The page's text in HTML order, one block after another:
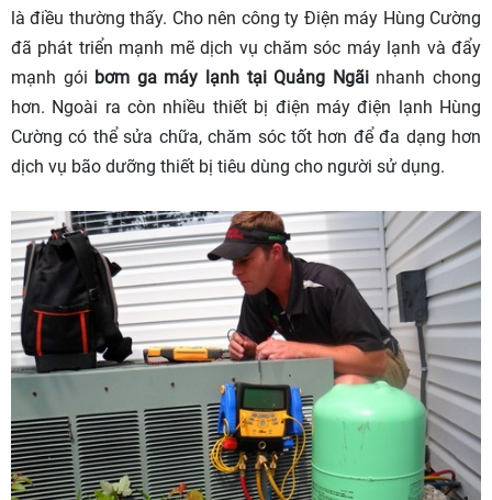
là điều thường thấy. Cho nên công ty Điện máy Hùng Cường
đã phát triển mạnh mẽ dịch vụ chăm sóc máy lạnh và đẩy
mạnh gói bơm ga máy lạnh tại Quảng Ngãinhanh chong
hơn. Ngoài ra còn nhiều thiết bị điện máy điện lạnh Hùng
Cường có thể sửa chữa, chăm sóc tốt hơn để đa dạng hơn
dịch vụ bão dưỡng thiết bị tiêu dùng cho người sử dụng.